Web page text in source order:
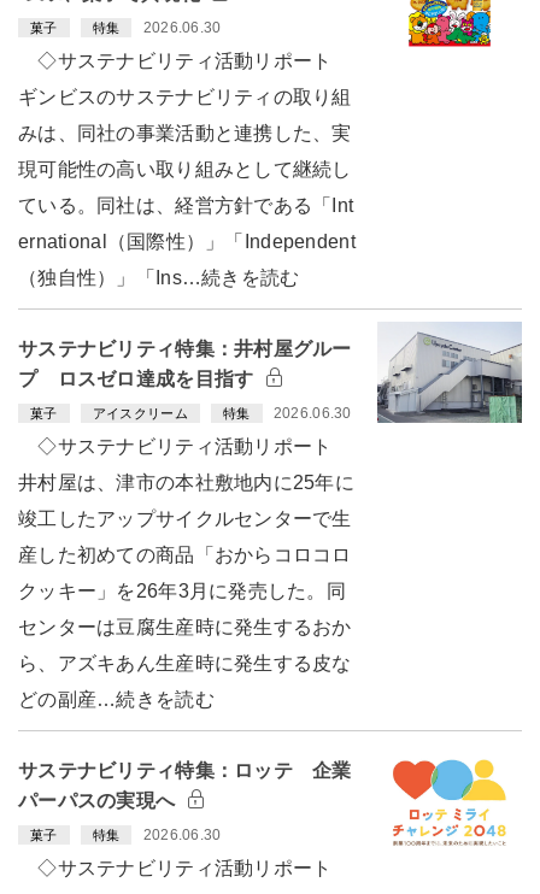
菓子 特集 2026.06.30
◇サステナビリティ活動リポート
ギンビスのサステナビリティの取り組
みは、同社の事業活動と連携した、実
現可能性の高い取り組みとして継続し
ている。同社は、経営方針である「Int
ernational（国際性）」「Independent
（独自性）」「Ins…続きを読む
サステナビリティ特集：井村屋グルー
プ ロスゼロ達成を目指す
菓子 アイスクリーム 特集 2026.06.30
◇サステナビリティ活動リポート
井村屋は、津市の本社敷地内に25年に
竣工したアップサイクルセンターで生
産した初めての商品「おからコロコロ
クッキー」を26年3月に発売した。同
センターは豆腐生産時に発生するおか
ら、アズキあん生産時に発生する皮な
どの副産…続きを読む
サステナビリティ特集：ロッテ 企業
パーパスの実現へ
菓子 特集 2026.06.30
◇サステナビリティ活動リポート